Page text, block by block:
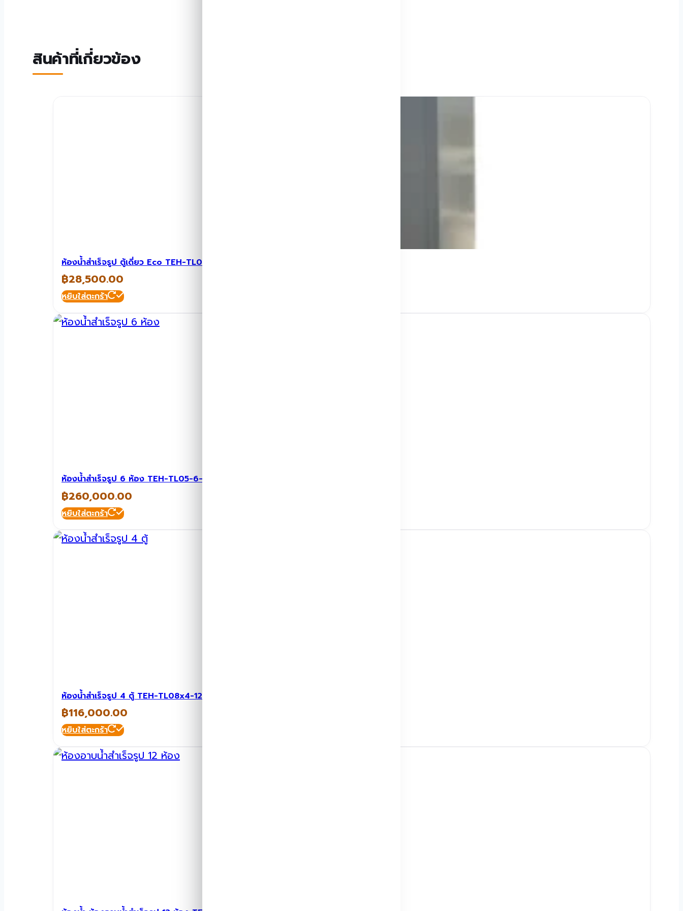
สินค้าที่เกี่ยวข้อง
ห้องน้ำสำเร็จรูป ตู้เดี่ยว Eco TEH-TL09-116
฿28,500.00
หยิบใส่ตะกร้า
ห้องน้ำสำเร็จรูป 6 ห้อง TEH-TL05-6-Toilet
฿260,000.00
หยิบใส่ตะกร้า
ห้องน้ำสำเร็จรูป 4 ตู้ TEH-TL08x4-1212
฿116,000.00
หยิบใส่ตะกร้า